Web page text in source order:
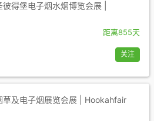
得堡电子烟水烟博览会展 |
距离855天
关注
草及电子烟展览会展 | Hookahfair